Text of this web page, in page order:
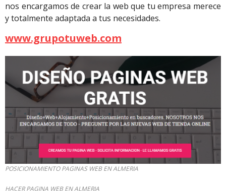
nos encargamos de crear la web que tu empresa merece
y totalmente adaptada a tus necesidades.
www.grupotuweb.com
POSICIONAMIENTO PAGINAS WEB EN ALMERIA
HACER PAGINA WEB EN ALMERIA